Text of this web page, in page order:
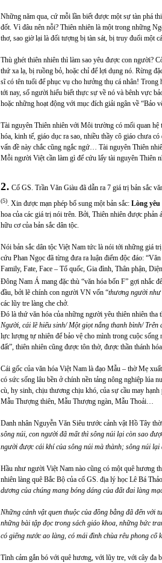
Những năm qua, cứ mỗi lần biết được một sự tàn phá
đốt. Vì đâu nên nỗi? Thiên nhiên là một trong những
thơ, sao giờ lại là đối tượng bị tàn sát, bị truy đuổi một
Thù ghét thiên nhiên thì làm sao yêu được con người?
thứ xa lạ, bị ruồng bỏ, hoặc chỉ để lợi dụng nó. Rừng
sĩ có tên tuổi để phục vụ cho hưởng thụ cá nhân! Trong
tới nay, số người hiểu biết thực sự về nó và bênh vực
hoặc những hoạt động với mục đích giải ngân về “Bảo
Tài nguyên Thiên nhiên với Môi trường có mối quan hệ
hóa, kinh tế, giáo dục ra sao, nhiều thầy cô giáo chưa
vấn đề này chắc cũng ngắc ngứ… Tài nguyên Thiên
Mỗi người Việt cần làm gì để cứu lấy tài nguyên Thiên
2. Cố GS. Trần Văn Giàu đã dẫn ra 7 giá trị bản sắc
(5). Xin được mạn phép bổ sung một bản sắc: Lòng
hoa của các giá trị nói trên. Bởi, Thiên nhiên được
hữu cơ của bản sắc dân tộc.
Nói bản sắc dân tộc Việt Nam tức là nói tới những giá
cứu Phan Ngọc đã từng đưa ra luận điểm độc đáo:
Family, Fate, Face – Tổ quốc, Gia đình, Thân phận,
Đông Nam Á mang đặc thù “văn hóa bốn F” gợi nhắc
đầu, bởi lẽ chính con người VN vốn “thương người
các lũy tre làng che chở.
Đó là thứ văn hóa của những người yêu thiên nhiên tha
Người, cái lẽ hiếu sinh/ Một giọt nắng thanh bình/ Trên
lực lượng tự nhiên để bảo vệ cho mình trong cuộc
đất”, thiên nhiên cũng được tôn thờ, được thần thánh
Cái gốc của văn hóa Việt Nam là đạo Mẫu – thờ Mẹ
có sức sống lâu bền ở chính nền tảng nông nghiệp lúa
cù, hy sinh, chịu thương chịu khó, của sự cầu may
Mẫu Thượng thiên, Mẫu Thượng ngàn, Mẫu Thoải…
Danh nhân Nguyễn Văn Siêu trước cảnh vật Hồ Tây
sông núi, con người đã mất thì sông núi lại còn sao
người được cái khí của sông núi mà thành; sông núi
Hầu như người Việt Nam nào cũng có một quê hương
nhiên làng quê Bắc Bộ của cố GS. địa lý học Lê Bá
dương của chúng mang bóng dáng của đất đai làng
Những cảnh vật quen thuộc của đồng bằng đã đến với
những bài tập đọc trong sách giáo khoa, những bức
có giếng nước ao làng, có mái đình chùa rêu phong
Tình cảm gắn bó với quê hương, với lũy tre, với cây